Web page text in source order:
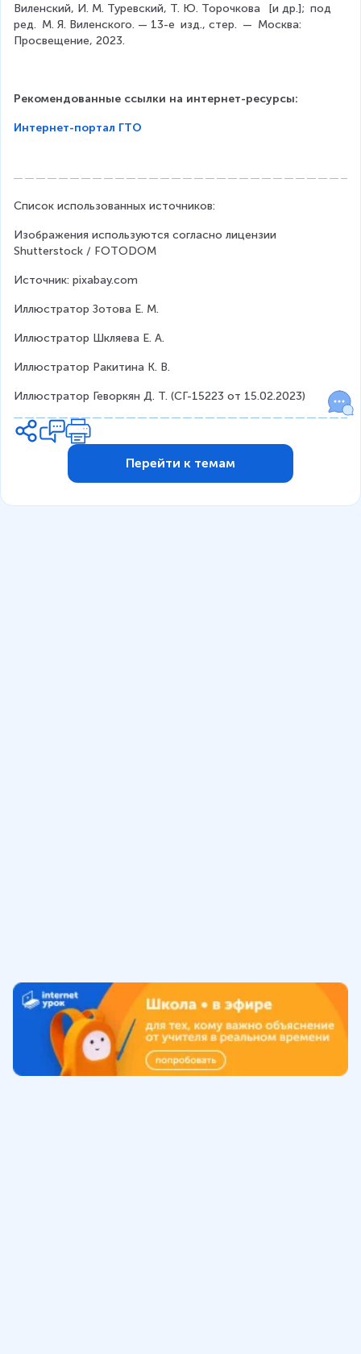
Виленский, И. М. Туревский, Т. Ю. Торочкова  [и др.]; под
ред. М. Я. Виленского. — 13-е изд., стер. — Москва:
Просвещение, 2023.
Рекомендованные ссылки на интернет-ресурсы:
Интернет-портал ГТО
Список использованных источников:
Изображения используются согласно лицензии
Shutterstock / FOTODOM
Источник: pixabay.com
Иллюстратор Зотова Е. М.
Иллюстратор Шкляева Е. А.
Иллюстратор Ракитина К. В.
Иллюстратор Геворкян Д. Т. (СГ-15223 от 15.02.2023)
Перейти к темам